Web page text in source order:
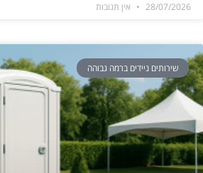
28/07/2026 אין תגובות
שירותים ניידים ברמה גבוהה